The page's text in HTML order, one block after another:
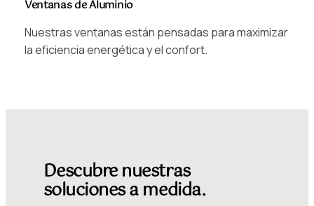
Ventanas de Aluminio
Nuestras ventanas están pensadas para maximizar
la eficiencia energética y el confort.
Descubre nuestras
soluciones a medida.